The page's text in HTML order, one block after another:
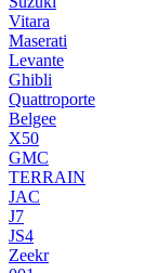
Vitara
Maserati
Levante
Ghibli
Quattroporte
Belgee
X50
GMC
TERRAIN
JAC
J7
JS4
Zeekr